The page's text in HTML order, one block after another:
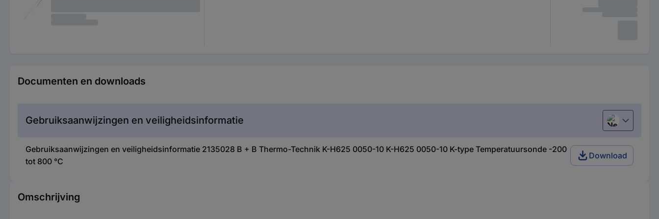
Documenten en downloads
Gebruiksaanwijzingen en veiligheidsinformatie Nederlands
Gebruiksaanwijzingen en veiligheidsinformatie 2135028 B + B Thermo-Technik K-H625 0050-10 K-H625 0050-10 K-type Temperatuursonde -200
tot 800 °C
Download
Omschrijving